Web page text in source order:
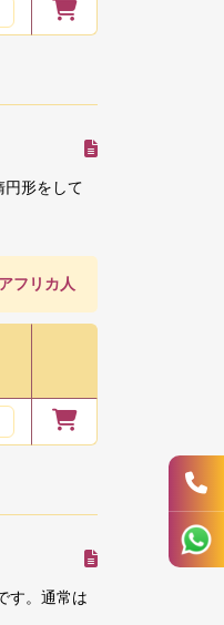
形をして
アフリカ人
す。通常は